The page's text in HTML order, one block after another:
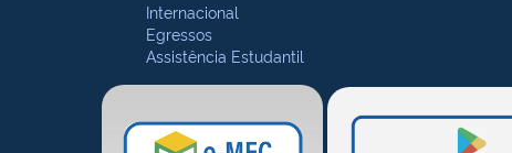
Internacional
Egressos
Assistência Estudantil